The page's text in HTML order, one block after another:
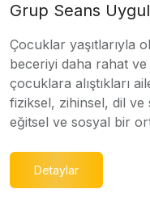
Grup Seans
Çocuklar yaşıtlarıyla
beceriyi daha rahat ve
çocuklara alıştıkları
fiziksel, zihinsel, dil ve
eğitsel ve sosyal bir
Detaylar